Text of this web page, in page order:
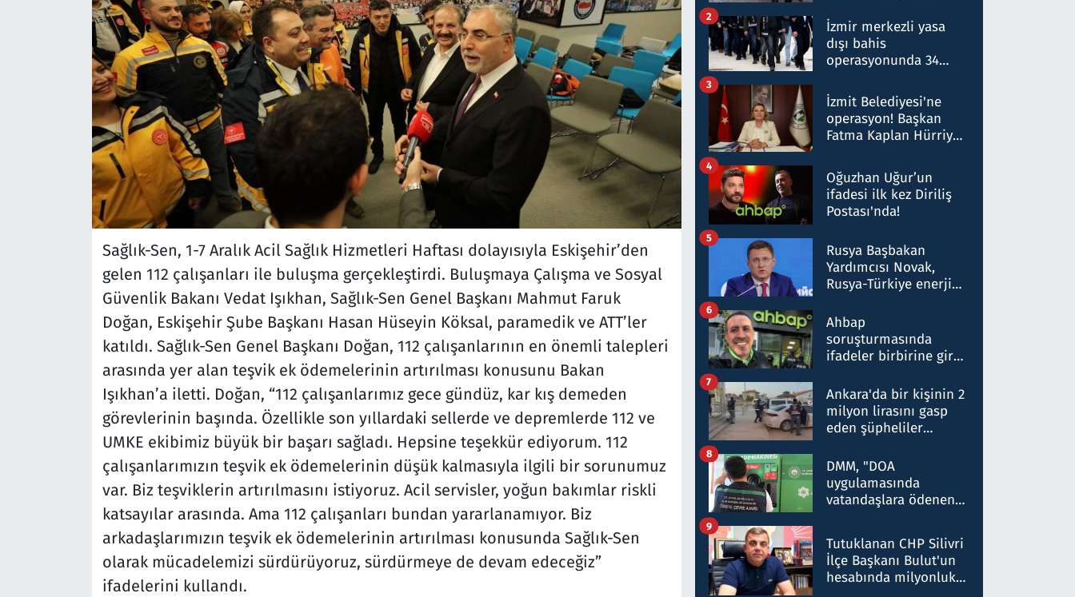
Sağlık-Sen, 1-7 Aralık Acil Sağlık Hizmetleri Haftası dolayısıyla Eskişehir’den
gelen 112 çalışanları ile buluşma gerçekleştirdi. Buluşmaya Çalışma ve Sosyal
Güvenlik Bakanı Vedat Işıkhan, Sağlık-Sen Genel Başkanı Mahmut Faruk
Doğan, Eskişehir Şube Başkanı Hasan Hüseyin Köksal, paramedik ve ATT’ler
katıldı. Sağlık-Sen Genel Başkanı Doğan, 112 çalışanlarının en önemli talepleri
arasında yer alan teşvik ek ödemelerinin artırılması konusunu Bakan
Işıkhan’a iletti. Doğan, “112 çalışanlarımız gece gündüz, kar kış demeden
görevlerinin başında. Özellikle son yıllardaki sellerde ve depremlerde 112 ve
UMKE ekibimiz büyük bir başarı sağladı. Hepsine teşekkür ediyorum. 112
çalışanlarımızın teşvik ek ödemelerinin düşük kalmasıyla ilgili bir sorunumuz
var. Biz teşviklerin artırılmasını istiyoruz. Acil servisler, yoğun bakımlar riskli
katsayılar arasında. Ama 112 çalışanları bundan yararlanamıyor. Biz
arkadaşlarımızın teşvik ek ödemelerinin artırılması konusunda Sağlık-Sen
olarak mücadelemizi sürdürüyoruz, sürdürmeye de devam edeceğiz”
ifadelerini kullandı.
hakkında gözaltı kararı
İzmir merkezli yasa
dışı bahis
operasyonunda 34
Milyar liralık para
trafiği tespit edildi
2
İzmit Belediyesi'ne
operasyon! Başkan
Fatma Kaplan Hürriyet
3
Oğuzhan Uğur’un
ifadesi ilk kez Diriliş
Postası'nda!
4
Rusya Başbakan
Yardımcısı Novak,
Rusya-Türkiye enerji
nitelikte olduğunu
belirtti
5
Ahbap
soruşturmasında
ifadeler birbirine girdi:
ifadelerinden ortaya
çıkan tablo şok etti
6
Ankara'da bir kişinin 2
milyon lirasını gasp
eden şüpheliler
7
DMM, "DOA
uygulamasında
vatandaşlara ödenen
düşürüldüğü" iddiasını
yalanladı
8
Tutuklanan CHP Silivri
İlçe Başkanı Bulut'un
hesabında milyonluk
9